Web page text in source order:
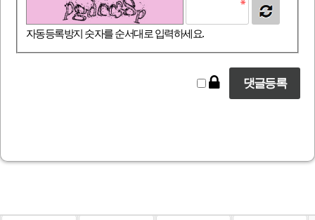
자동등록방지 숫자를 순서대로 입력하세요.